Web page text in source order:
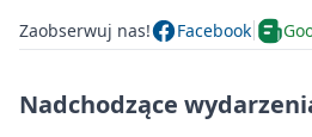
Zaobserwuj nas! Facebook
Nadchodzące